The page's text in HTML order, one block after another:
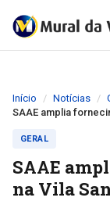
Início Notícias
SAAE amplia
GERAL
SAAE
na Vila